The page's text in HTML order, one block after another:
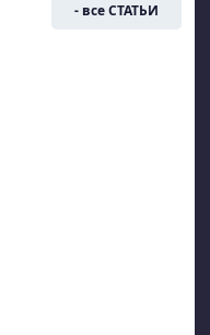
- все СТАТЬИ